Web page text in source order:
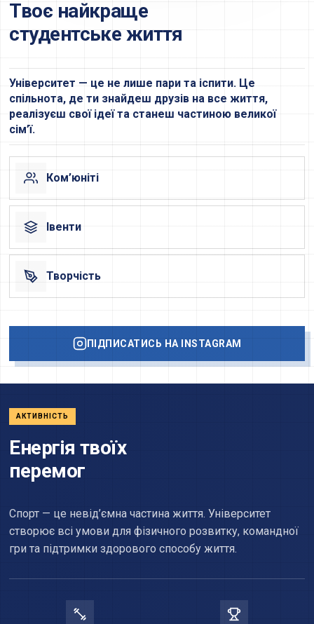
Твоє найкраще
студентське життя
Університет — це не лише пари та іспити. Це
спільнота, де ти знайдеш друзів на все життя,
реалізуєш свої ідеї та станеш частиною великої
сім’ї.
Ком’юніті
Івенти
Творчість
ПІДПИСАТИСЬ НА INSTAGRAM
Енергія твоїх
перемог
Спорт — це невід’ємна частина життя. Університет
створює всі умови для фізичного розвитку, командної
гри та підтримки здорового способу життя.